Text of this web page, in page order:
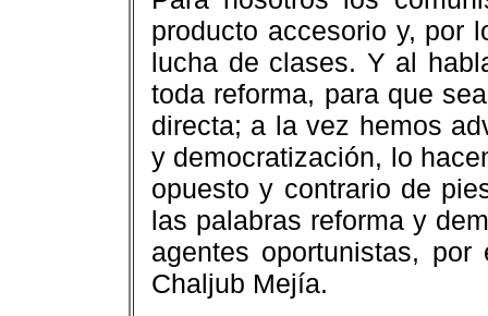
producto accesorio y, por
lucha de clases. Y al
toda reforma, para que
directa; a la vez hemos
y democratización, lo
opuesto y contrario de
las palabras reforma y
agentes oportunistas,
Chaljub Mejía.